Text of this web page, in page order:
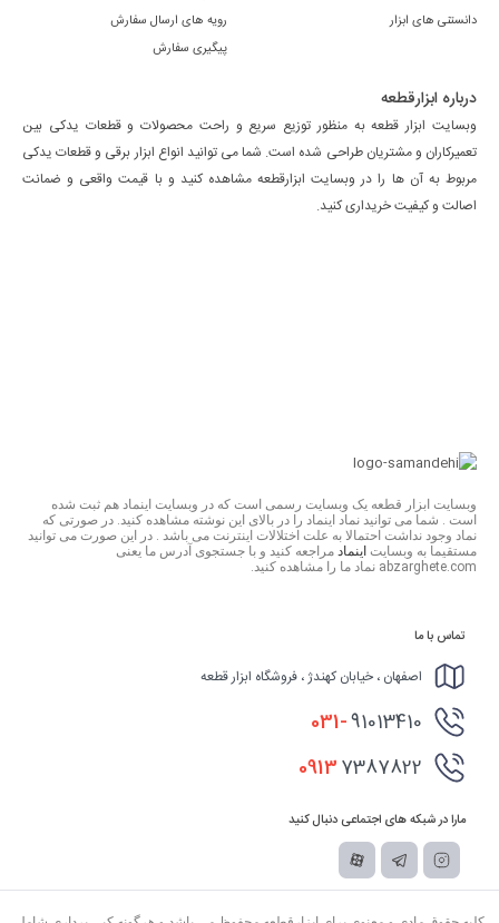
دانستنی های ابزار
رویه های ارسال سفارش
پیگیری سفارش
درباره ابزارقطعه
وبسایت ابزار قطعه به منظور توزیع سریع و راحت محصولات و قطعات یدکی بین
تعمیرکاران و مشتریان طراحی شده است. شما می توانید انواع ابزار برقی و قطعات یدکی
مربوط به آن ها را در وبسایت ابزارقطعه مشاهده کنید و با قیمت واقعی و ضمانت
اصالت و کیفیت خریداری کنید.
وبسایت ابزار قطعه یک وبسایت رسمی است که در وبسایت اینماد هم ثبت شده
است . شما می توانید نماد اینماد را در بالای این نوشته مشاهده کنید. در صورتی که
نماد وجود نداشت احتمالا به علت اختلالات اینترنت می باشد . در این صورت می توانید
مستقیما به وبسایت اینماد مراجعه کنید و با جستجوی آدرس ما یعنی
abzarghete.com نماد ما را مشاهده کنید.
تماس با ما
اصفهان ، خیابان کهندژ ، فروشگاه ابزار قطعه
031-91013410
09137387822
مارا در شبکه های اجتماعی دنبال کنید